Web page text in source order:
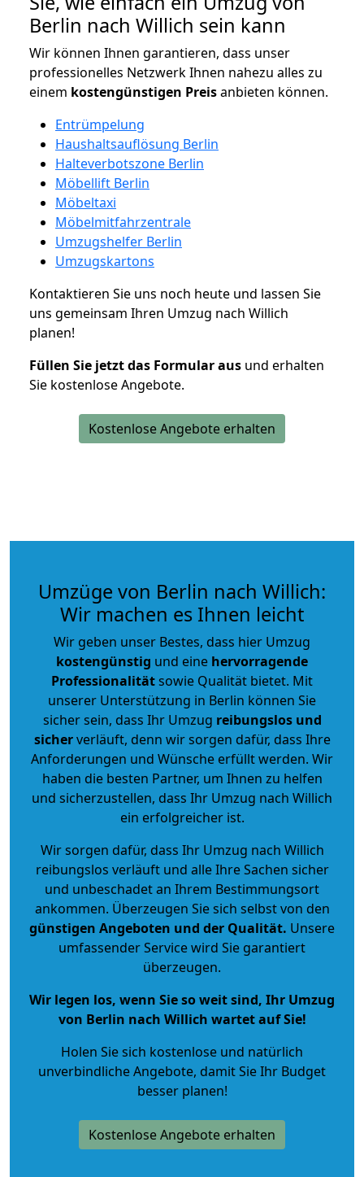
Berlin nach Willich sein kann
Wir können Ihnen garantieren, dass unser
professionelles Netzwerk Ihnen nahezu alles zu
einem kostengünstigen Preisanbieten können.
Entrümpelung
Haushaltsauflösung Berlin
Halteverbotszone Berlin
Möbellift Berlin
Möbeltaxi
Möbelmitfahrzentrale
Umzugshelfer Berlin
Umzugskartons
Kontaktieren Sie uns noch heute und lassen Sie
uns gemeinsam Ihren Umzug nach Willich
planen!
Füllen Sie jetzt das Formular aus und erhalten
Sie kostenlose Angebote.
Kostenlose Angebote erhalten
Umzüge von Berlin nach Willich:
Wir machen es Ihnen leicht
Wir geben unser Bestes, dass hier Umzug
kostengünstig und eine hervorragende
Professionalitätsowie Qualität bietet. Mit
unserer Unterstützung in Berlin können Sie
sicher sein, dass Ihr Umzug reibungslos und
sicherverläuft, denn wir sorgen dafür, dass Ihre
Anforderungen und Wünsche erfüllt werden. Wir
haben die besten Partner, um Ihnen zu helfen
und sicherzustellen, dass Ihr Umzug nach Willich
ein erfolgreicher ist.
Wir sorgen dafür, dass Ihr Umzug nach Willich
reibungslos verläuft und alle Ihre Sachen sicher
und unbeschadet an Ihrem Bestimmungsort
ankommen. Überzeugen Sie sich selbst von den
günstigen Angeboten und der Qualität. Unsere
umfassender Service wird Sie garantiert
überzeugen.
Wir legen los, wenn Sie so weit sind, Ihr Umzug
von Berlin nach Willich wartet auf Sie!
Holen Sie sich kostenlose und natürlich
unverbindliche Angebote, damit Sie Ihr Budget
besser planen!
Kostenlose Angebote erhalten